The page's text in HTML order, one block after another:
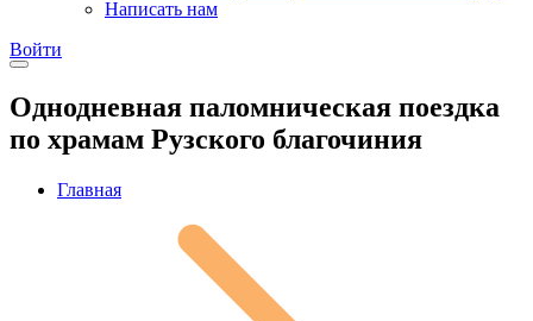
Написать нам
Войти
Однодневная паломническая поездка
по храмам Рузского благочиния
Главная